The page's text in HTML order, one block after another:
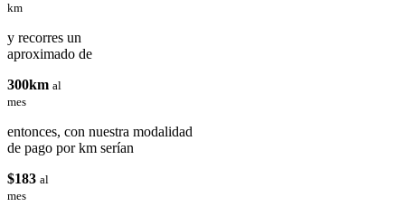
km
y recorres un
aproximado de
300km al
mes
entonces, con nuestra modalidad
de pago por km serían
$183 al
mes